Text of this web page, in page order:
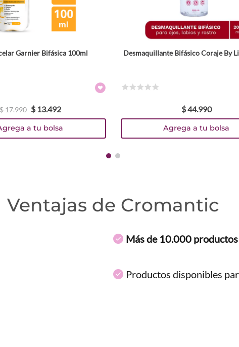
Garnier Bifásica 100ml
17.990 $ 13.492
a tu bolsa
Desmaquillante Bifásico Coraje By
$44.990
Agrega a tu bolsa
Ventajas de Cromantic
Más de 10.000 productos
Productos disponibles